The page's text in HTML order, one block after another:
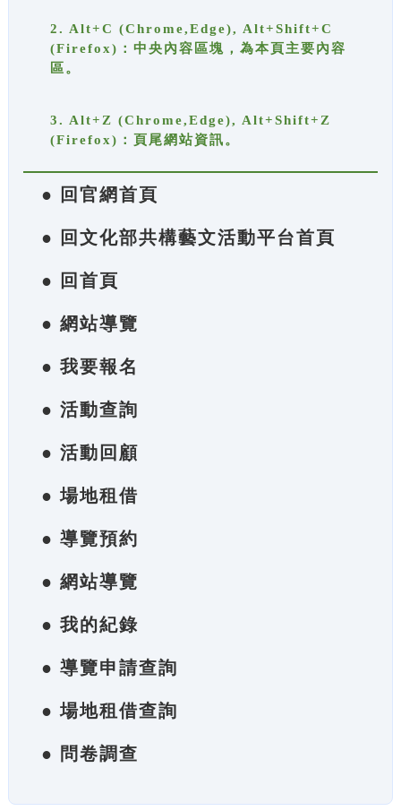
2. Alt+C (Chrome,Edge), Alt+Shift+C
(Firefox)：中央內容區塊，為本頁主要內容
區。
3. Alt+Z (Chrome,Edge), Alt+Shift+Z
(Firefox)：頁尾網站資訊。
● 回官網首頁
● 回文化部共構藝文活動平台首頁
● 回首頁
● 網站導覽
● 我要報名
● 活動查詢
● 活動回顧
● 場地租借
● 導覽預約
● 網站導覽
● 我的紀錄
● 導覽申請查詢
● 場地租借查詢
● 問卷調查